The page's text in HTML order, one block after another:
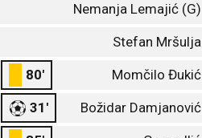
Nemanja Lemajić (G)
Stefan Mršulja
80' Momčilo Đukić
31' Božidar Damjanović